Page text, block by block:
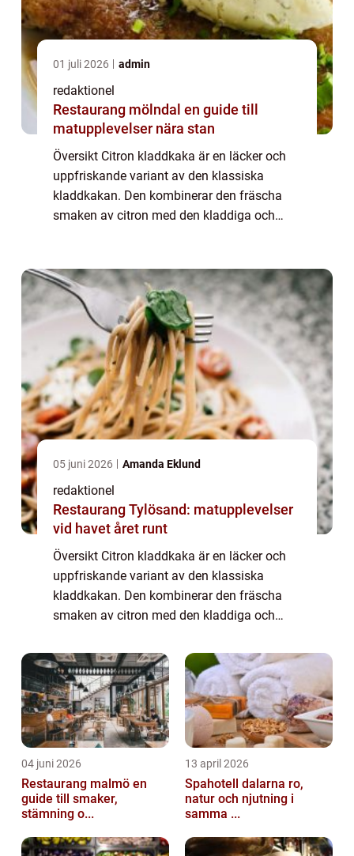
01 juli 2026 admin
redaktionel
Restaurang mölndal en guide till
matupplevelser nära stan
Översikt Citron kladdkaka är en läcker och
uppfriskande variant av den klassiska
kladdkakan. Den kombinerar den fräscha
smaken av citron med den kladdiga och
ge dig...
05 juni 2026 Amanda Eklund
redaktionel
Restaurang Tylösand: matupplevelser
vid havet året runt
Översikt Citron kladdkaka är en läcker och
uppfriskande variant av den klassiska
kladdkakan. Den kombinerar den fräscha
smaken av citron med den kladdiga och
så populär. Denna matiga artikel kommer att
ge dig...
04 juni 2026
Restaurang malmö en
guide till smaker,
stämning o...
13 april 2026
Spahotell dalarna ro,
natur och njutning i
samma ...